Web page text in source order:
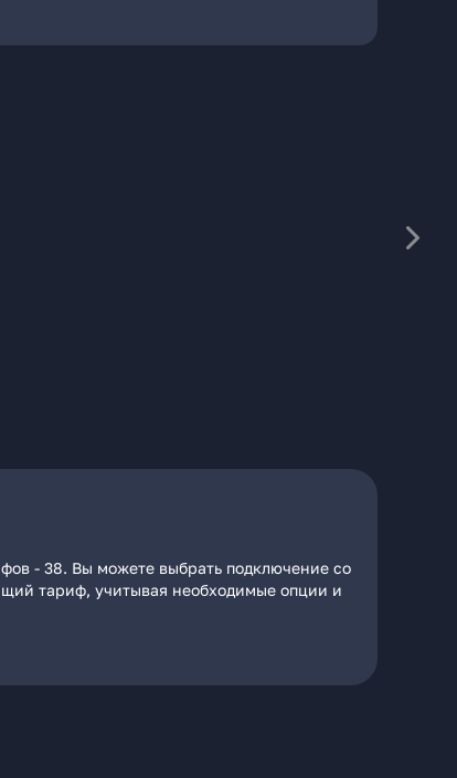
- 38. Вы можете выбрать подключение со
тариф, учитывая необходимые опции и